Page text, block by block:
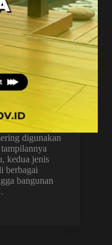
digunakan
kedua jenis
berbagai
bangunan